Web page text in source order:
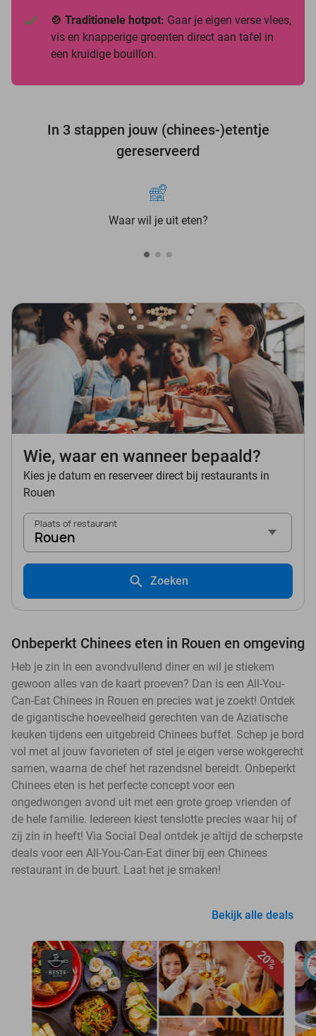
🍲 Traditionele hotpot: Gaar je eigen verse vlees,
vis en knapperige groenten direct aan tafel in
een kruidige bouillon.
In 3 stappen jouw (chinees-)etentje
gereserveerd
Waar wil je uit eten?
Wie, waar en wanneer bepaald?
Kies je datum en reserveer direct bij restaurants in
Rouen
Plaats of restaurant
Rouen
Zoeken
Onbeperkt Chinees eten in Rouen en omgeving
Heb je zin in een avondvullend diner en wil je stiekem
gewoon alles van de kaart proeven? Dan is een All-You-
Can-Eat Chinees in Rouen en precies wat je zoekt! Ontdek
de gigantische hoeveelheid gerechten van de Aziatische
keuken tijdens een uitgebreid Chinees buffet. Schep je bord
vol met al jouw favorieten of stel je eigen verse wokgerecht
samen, waarna de chef het razendsnel bereidt. Onbeperkt
Chinees eten is het perfecte concept voor een
ongedwongen avond uit met een grote groep vrienden of
de hele familie. Iedereen kiest tenslotte precies waar hij of
zij zin in heeft! Via Social Deal ontdek je altijd de scherpste
deals voor een All-You-Can-Eat diner bij een Chinees
restaurant in de buurt. Laat het je smaken!
Bekijk alle deals
20%